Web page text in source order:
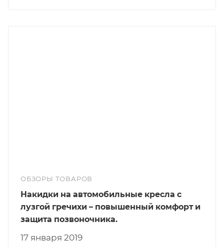
ОБЗОРЫ ТОВАРОВ
17 января 2019
Накидки на автомобильные кресла с
лузгой гречихи – повышенный комфорт и
защита позвоночника.